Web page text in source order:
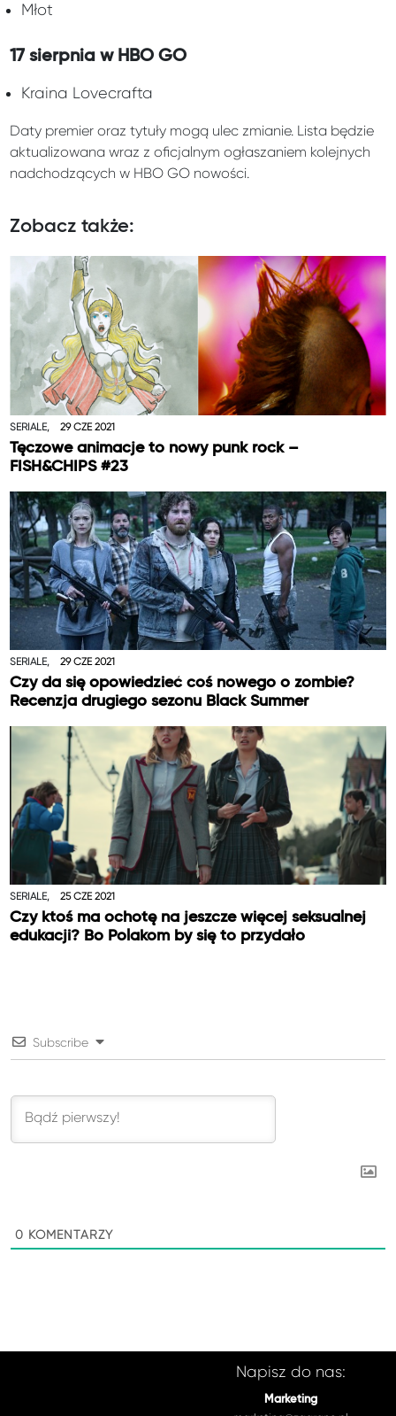
Młot
17 sierpnia w HBO GO
Kraina Lovecrafta
Daty premier oraz tytuły mogą ulec zmianie. Lista będzie
aktualizowana wraz z oficjalnym ogłaszaniem kolejnych
nadchodzących w HBO GO nowości.
Zobacz także:
SERIALE, 29 CZE 2021
Tęczowe animacje to nowy punk rock –
FISH&CHIPS #23
SERIALE, 29 CZE 2021
Czy da się opowiedzieć coś nowego o zombie?
Recenzja drugiego sezonu Black Summer
SERIALE, 25 CZE 2021
Czy ktoś ma ochotę na jeszcze więcej seksualnej
edukacji? Bo Polakom by się to przydało
Subscribe
0 KOMENTARZY
Napisz do nas:
Marketing